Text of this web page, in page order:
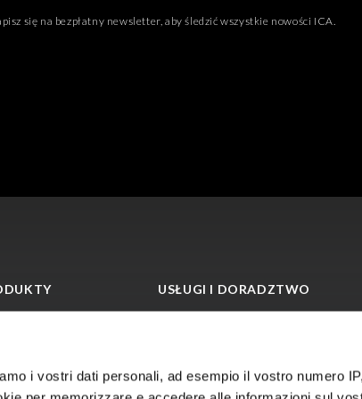
i vostri dati personali, ad esempio il vostro numero IP,
się na bezpłatny newsletter, aby śledzić wszystkie nowości ICA.
USŁUGI I DORADZTWO
ICA Academy